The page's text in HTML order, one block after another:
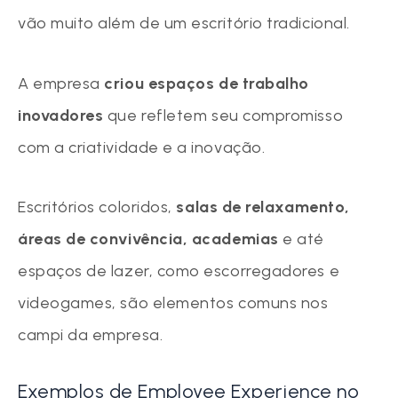
vão muito além de um escritório tradicional.
A empresa criou espaços de trabalho
inovadores que refletem seu compromisso
com a criatividade e a inovação.
Escritórios coloridos, salas de relaxamento,
áreas de convivência, academias e até
espaços de lazer, como escorregadores e
videogames, são elementos comuns nos
campi da empresa.
Exemplos de Employee Experience no